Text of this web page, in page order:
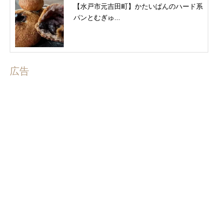
【水戸市元吉田町】かたいぱんのハード系
パンとむぎゅ...
広告